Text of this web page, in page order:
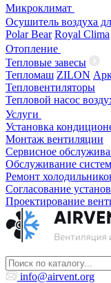
Микроклимат
Осушитель воздуха
Polar Bear Royal Clima
Отопление
Тепловые завесы
Тепломаш ZILON
Тепловентиляторы
Тепловой насос
Услуги
Установка
Монтаж вентиляции
Сервисное
Обслуживание
Ремонт
Согласование
Проектирование
info@airvent.org